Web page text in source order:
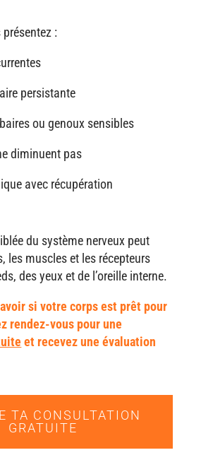
:
persistante
ou genoux sensibles
diminuent pas
avec récupération
du système nerveux peut
les muscles et les récepteurs
des yeux et de l’oreille interne.
si votre corps est prêt pour
rendez-vous pour une
et recevez une évaluation
TA CONSULTATION
GRATUITE